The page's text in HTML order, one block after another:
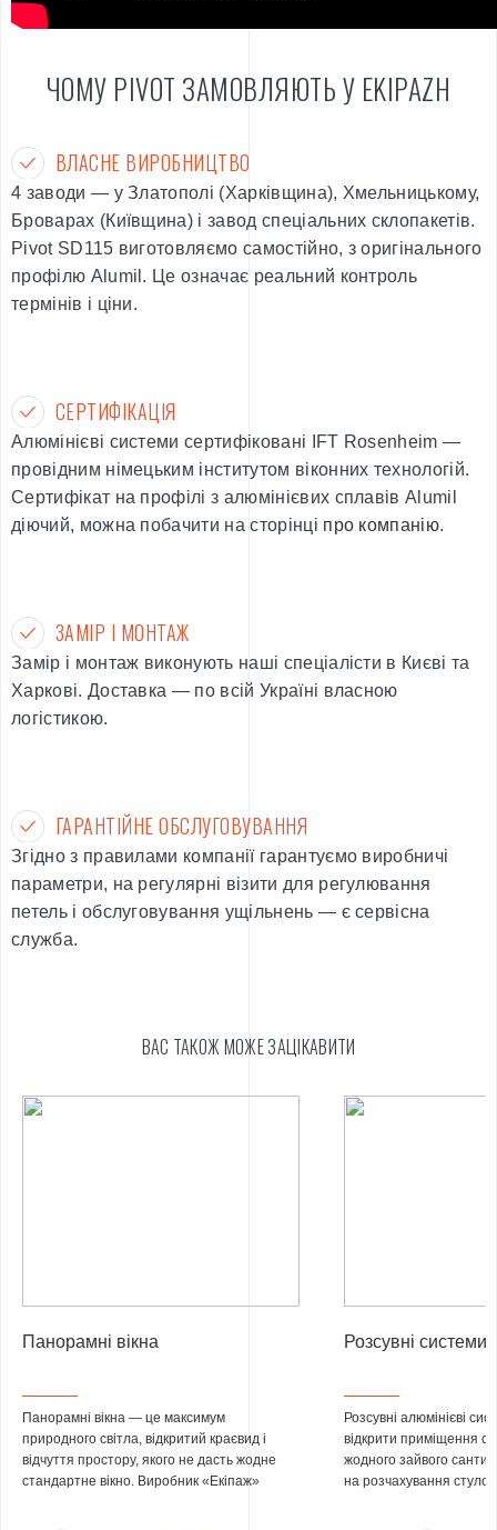
ЧОМУ PIVOT ЗАМОВЛЯЮТЬ У EKIPAZH
ВЛАСНЕ ВИРОБНИЦТВО
4 заводи — у Златополі (Харківщина), Хмельницькому,
Броварах (Київщина) і завод спеціальних склопакетів.
Pivot SD115 виготовляємо самостійно, з оригінального
профілю Alumil. Це означає реальний контроль
термінів і ціни.
СЕРТИФІКАЦІЯ
Алюмінієві системи сертифіковані IFT Rosenheim —
провідним німецьким інститутом віконних технологій.
Сертифікат на профілі з алюмінієвих сплавів Alumil
діючий, можна побачити на сторінці про компанію.
ЗАМІР І МОНТАЖ
Замір і монтаж виконують наші спеціалісти в Києві та
Харкові. Доставка — по всій Україні власною
логістикою.
ГАРАНТІЙНЕ ОБСЛУГОВУВАННЯ
Згідно з правилами компанії гарантуємо виробничі
параметри, на регулярні візити для регулювання
петель і обслуговування ущільнень — є сервісна
служба.
ВАС ТАКОЖ МОЖЕ ЗАЦІКАВИТИ
Панорамні вікна
Панорамні вікна — це максимум
природного світла, відкритий краєвид і
відчуття простору, якого не дасть жодне
стандартне вікно. Виробник «Екіпаж»
Розсувні системи
Розсувні алюмінієві
відкрити приміщення
жодного зайвого
на розчахування